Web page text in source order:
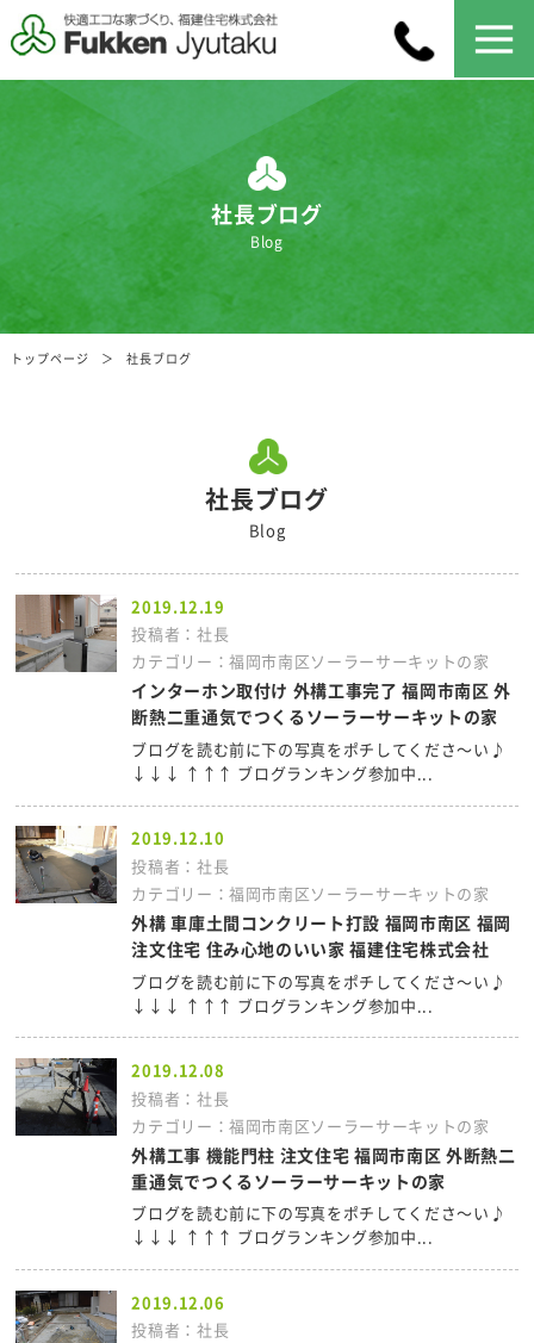
社長ブログ
Blog
トップページ 社長ブログ
社長ブログ
Blog
2019.12.19
投稿者：社長
カテゴリー：福岡市南区ソーラーサーキットの家
インターホン取付け 外構工事完了 福岡市南区 外
断熱二重通気でつくるソーラーサーキットの家
ブログを読む前に下の写真をポチしてくださ～い♪
↓↓↓ ↑↑↑ ブログランキング参加中...
2019.12.10
投稿者：社長
カテゴリー：福岡市南区ソーラーサーキットの家
外構 車庫土間コンクリート打設 福岡市南区 福岡
注文住宅 住み心地のいい家 福建住宅株式会社
ブログを読む前に下の写真をポチしてくださ～い♪
↓↓↓ ↑↑↑ ブログランキング参加中...
2019.12.08
投稿者：社長
カテゴリー：福岡市南区ソーラーサーキットの家
外構工事 機能門柱 注文住宅 福岡市南区 外断熱二
重通気でつくるソーラーサーキットの家
ブログを読む前に下の写真をポチしてくださ～い♪
↓↓↓ ↑↑↑ ブログランキング参加中...
2019.12.06
投稿者：社長